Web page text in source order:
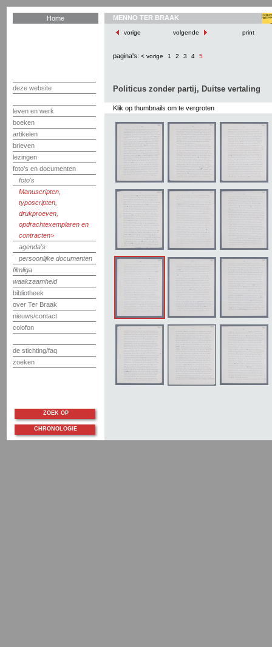
Home
deze website
leven en werk
boeken
artikelen
brieven
lezingen
foto's en documenten
foto's
Manuscripten,
typoscripten,
drukproeven,
opdrachtexemplaren en
contracten
agenda's
persoonlijke documenten
filmliga
waakzaamheid
bibliotheek
over Ter Braak
nieuws/contact
colofon
de stichting/faq
zoeken
MENNO TER BRAAK
vorige volgende print
pagina's: < vorige 1 2 3 4 5
Politicus zonder partij, Duitse vertaling
Klik op thumbnails om te vergroten
ZOEK OP
CHRONOLOGIE